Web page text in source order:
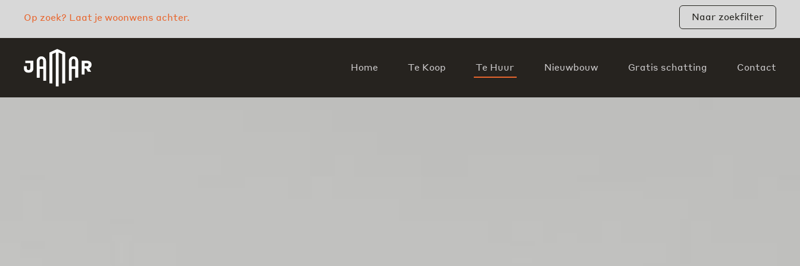
Op zoek? Laat je woonwens achter. Naar zoekfilter
Home Te Koop Te Huur Nieuwbouw Gratis schatting Contact